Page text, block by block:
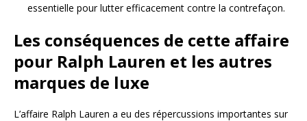
essentielle pour lutter efficacement contre la contrefaçon.
Les conséquences de cette affaire
pour Ralph Lauren et les autres
marques de luxe
L’affaire Ralph Lauren a eu des répercussions importantes sur